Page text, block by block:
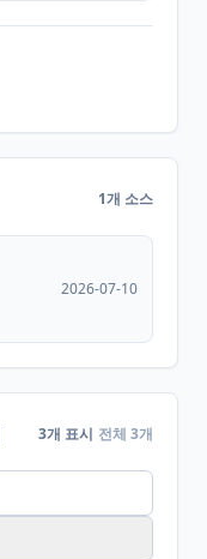
1개 소스
2026-07-10
3개 표시 전체 3개